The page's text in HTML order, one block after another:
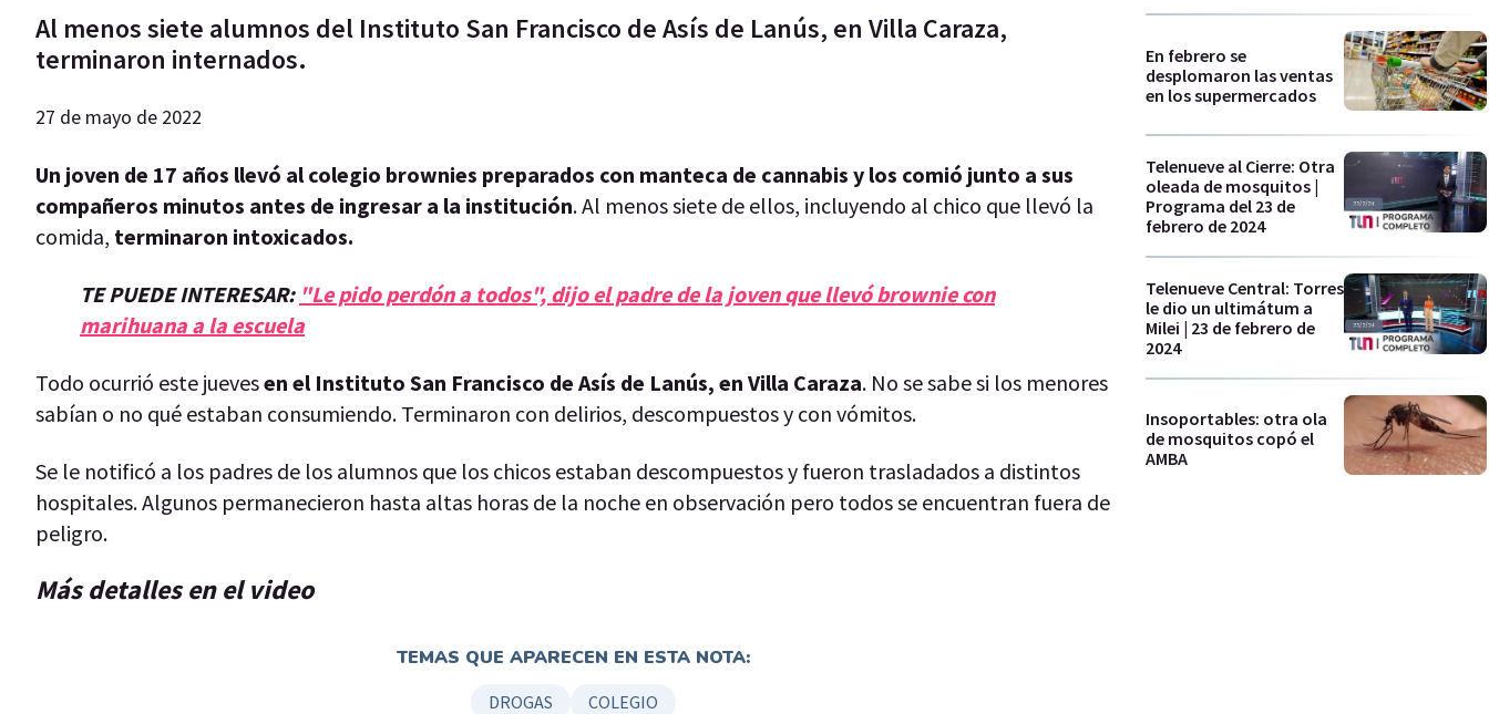
Al menos siete alumnos del Instituto San Francisco de Asís de Lanús, en Villa Caraza,
terminaron internados.
27 de mayo de 2022
Un joven de 17 años llevó al colegio brownies preparados con manteca de cannabis y los comió junto a sus
compañeros minutos antes de ingresar a la institución. Al menos siete de ellos, incluyendo al chico que llevó la
comida, terminaron intoxicados.
TE PUEDE INTERESAR: "Le pido perdón a todos", dijo el padre de la joven que llevó brownie con
marihuana a la escuela
Todo ocurrió este juevesen el Instituto San Francisco de Asís de Lanús, en Villa Caraza. No se sabe si los menores
sabían o no qué estaban consumiendo. Terminaron con delirios, descompuestos y con vómitos.
Se le notificó a los padres de los alumnos que los chicos estaban descompuestos y fueron trasladados a distintos
hospitales. Algunos permanecieron hasta altas horas de la noche en observación pero todos se encuentran fuera de
peligro.
Más detalles en el video
TEMAS QUE APARECEN EN ESTA NOTA:
DROGAS COLEGIO
En febrero se
desplomaron las ventas
en los supermercados
Telenueve al Cierre: Otra
oleada de mosquitos |
Programa del 23 de
febrero de 2024
Telenueve Central: Torres
le dio un ultimátum a
Milei | 23 de febrero de
2024
Insoportables: otra ola
de mosquitos copó el
AMBA